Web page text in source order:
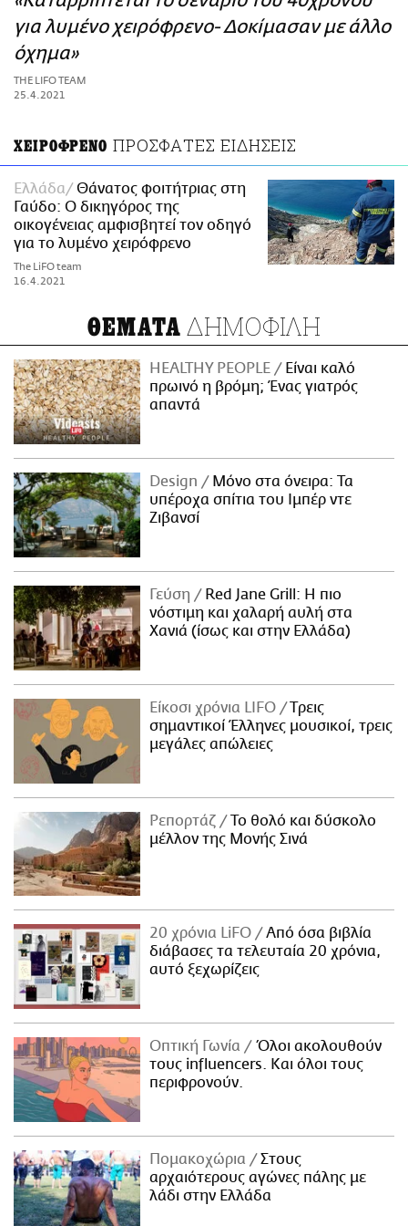
ΑΜΠΑ
PRINT
για λυμένο χειρόφρενο- Δοκίμασαν με άλλο
όχημα»
THE LIFO TEAM
25.4.2021
ΧΕΙΡΟΦΡΕΝΟ ΠΡΟΣΦΑΤΕΣ ΕΙΔΗΣΕΙΣ
Ελλάδα
Θάνατος φοιτήτριας στη
Γαύδο: Ο δικηγόρος της
οικογένειας αμφισβητεί τον οδηγό
για το λυμένο χειρόφρενο
The LiFO team
16.4.2021
ΘΕΜΑΤΑ ΔΗΜΟΦΙΛΗ
HEALTHY PEOPLE
Είναι καλό
πρωινό η βρόμη; Ένας γιατρός
απαντά
Design
Μόνο στα όνειρα: Τα
υπέροχα σπίτια του Ιμπέρ ντε
Ζιβανσί
Γεύση
Red Jane Grill: Η πιο
νόστιμη και χαλαρή αυλή στα
Χανιά (ίσως και στην Ελλάδα)
Είκοσι χρόνια LIFO
Tρεις
σημαντικοί Έλληνες μουσικοί, τρεις
μεγάλες απώλειες
Ρεπορτάζ
Το θολό και δύσκολο
μέλλον της Μονής Σινά
20 χρόνια LiFO
Από όσα βιβλία
διάβασες τα τελευταία 20 χρόνια,
αυτό ξεχωρίζεις
Οπτική Γωνία
Όλοι ακολουθούν
τους influencers. Και όλοι τους
περιφρονούν.
Πομακοχώρια
Στους
αρχαιότερους αγώνες πάλης με
λάδι στην Ελλάδα